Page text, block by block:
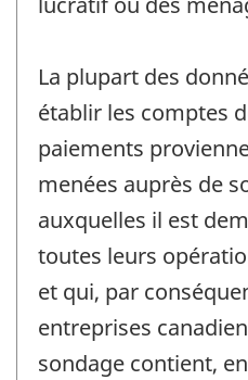
La plupart des
établir les comptes
paiements
menées auprès de
auxquelles il est
toutes leurs
et qui, par
entreprises
sondage contient,